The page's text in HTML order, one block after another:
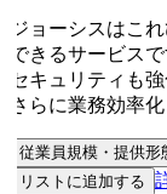
ョーシスはこれ
きるサービスで
キュリティも強
らに業務効率化も
従業員規模・提供形態
従業員規模
リストに追加する 詳